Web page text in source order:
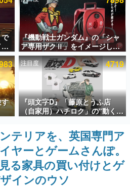
記事ランキング
以上！ ページビュー数万以上！ などな
読まれた、電ファミ渾身の“殿堂入り”記
。
書
イターの方々に製作時のエピソードをお
る企画（ゲーム）とは何か？を探ってい
はいけない。『赫本』は、〈試験問題〉
『機動戦士ガンダム』の「シャ
ア専用ザクⅡ」をイメージした
散水ホースリールが予約開始。
本体にはシャアのパーソナルマ
ークやジオン公国軍のエンブレ
ム、型式番号などを配置
ッ
グ
注目度 4719
『頭文字D』「藤原とうふ店
（自家用）ハチロク」の“動くテ
ィッシュケース”が買えるポップ
アップショップが開催へ。マン
ガの舞台である群馬の「イオン
モール高崎」にて、8月11日か
ら8月20日までの期間限定で開
催予定
テリアを、英国専門ア
ヤーとゲームさんぽ。
る家具の買い付けとゲ
インのウソ